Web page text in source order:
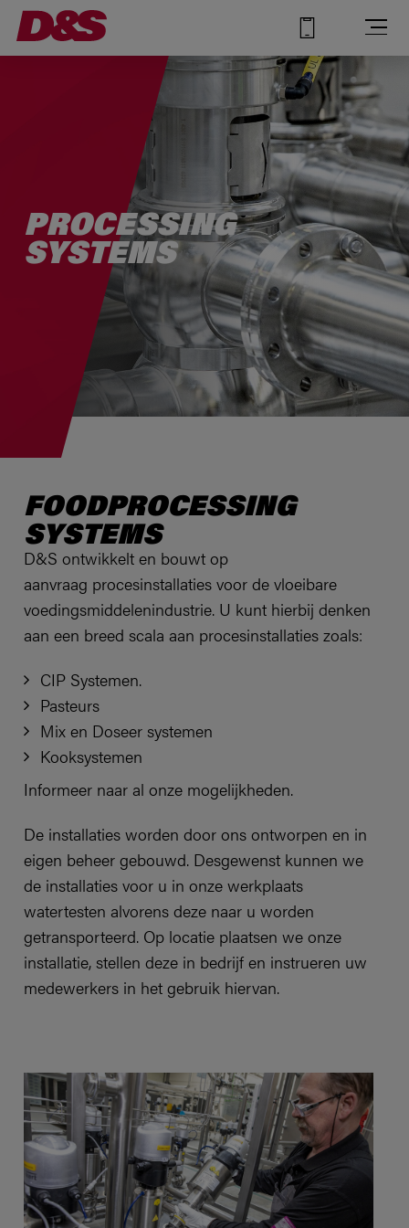
PROCESSING
SYSTEMS
FOODPROCESSING
SYSTEMS
D&S ontwikkelt en bouwt op
aanvraag procesinstallaties voor de vloeibare
voedingsmiddelenindustrie. U kunt hierbij denken
aan een breed scala aan procesinstallaties zoals:
CIP Systemen.
Pasteurs
Mix en Doseer systemen
Kooksystemen
Informeer naar al onze mogelijkheden.
De installaties worden door ons ontworpen en in
eigen beheer gebouwd. Desgewenst kunnen we
de installaties voor u in onze werkplaats
watertesten alvorens deze naar u worden
getransporteerd. Op locatie plaatsen we onze
installatie, stellen deze in bedrijf en instrueren uw
medewerkers in het gebruik hiervan.